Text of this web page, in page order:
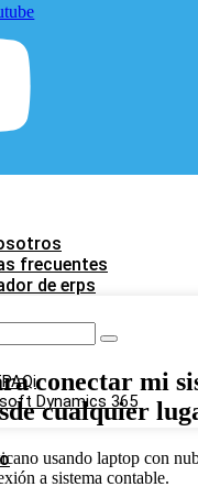
frecuentes
de erps
Dynamics 365
conectar mi
cualquier